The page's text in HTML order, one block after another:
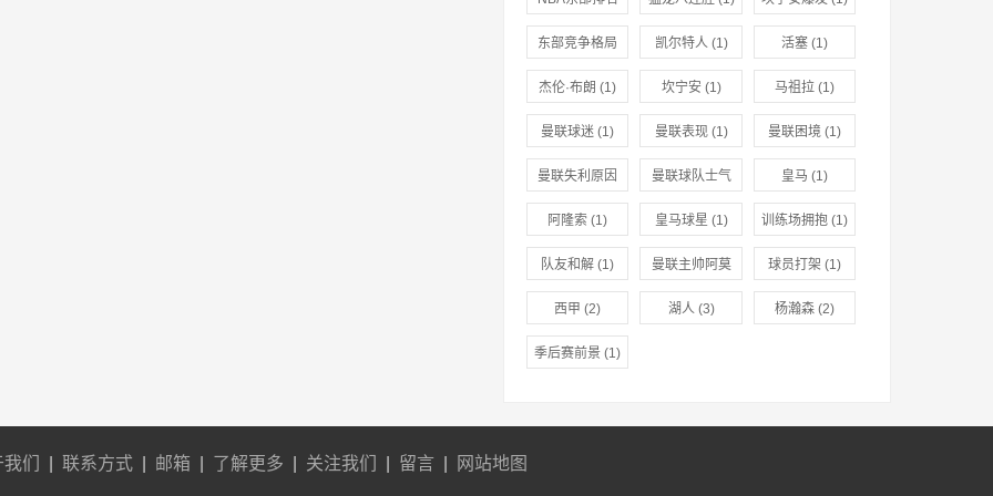
(1)
东部竞争格局
(1)
凯尔特人(1) 活塞(1)
杰伦·布朗 (1) 坎宁安(1) 马祖拉(1)
曼联球迷 (1) 曼联表现(1) 曼联困境(1)
曼联失利原因
(1)
曼联球队士气
(1)
皇马 (1)
阿隆索 (1) 皇马球星 (1) 训练场拥抱(1)
队友和解 (1) 曼联主帅阿莫
林(1)
球员打架 (1)
西甲 (2) 湖人(3) 杨瀚森(2)
季后赛前景 (1)
们 联系方式 邮箱 了解更多 关注我们 留言 网站地图